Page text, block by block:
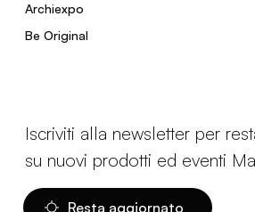
Archiexpo
Be Original
Iscriviti alla newsletter per
su nuovi prodotti ed eventi
Resta aggiornato